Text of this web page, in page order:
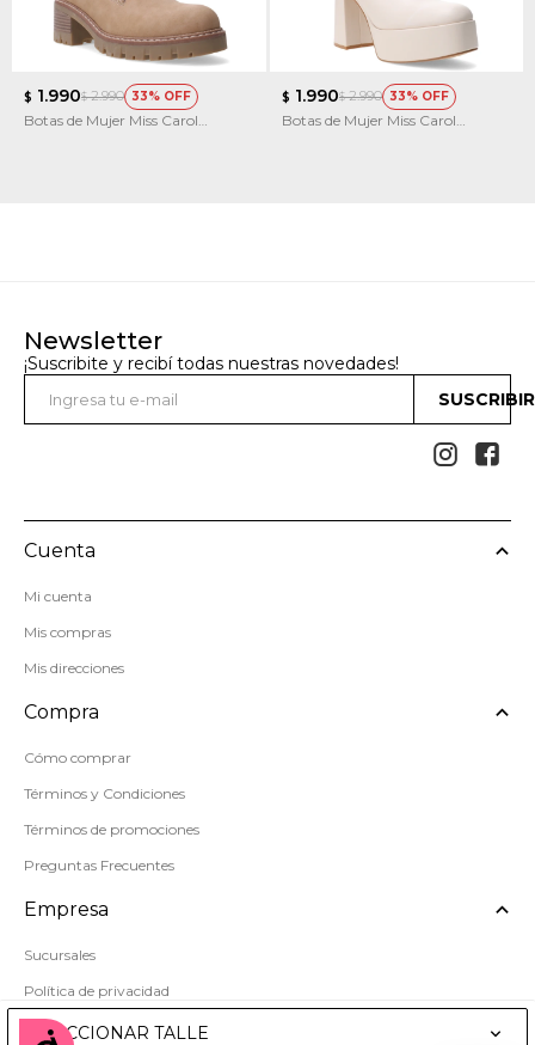
Accesibilidad
SELECCIONAR TALLE
$ 1.990$ 2.990 33
Botas de Mujer Miss Carol
$ 1.990$ 2.990 33
Botas de Mujer Miss Carol
Newsletter
¡Suscribite y recibí todas nuestras novedades!
 
Cuenta
Mi cuenta
Mis compras
Mis direcciones
Compra
Cómo comprar
Términos y Condiciones
Términos de promociones
Preguntas Frecuentes
Empresa
Sucursales
Política de privacidad
Mapa del sitio